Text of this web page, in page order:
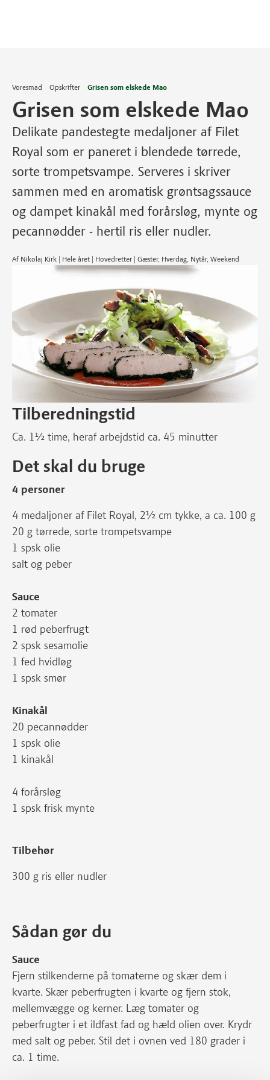
Voresmad Opskrifter Grisen som elskede Mao
Grisen som elskede Mao
Delikate pandestegte medaljoner af Filet
Royal som er paneret i blendede tørrede,
sorte trompetsvampe. Serveres i skriver
sammen med en aromatisk grøntsagssauce
og dampet kinakål med forårsløg, mynte og
pecannødder - hertil ris eller nudler.
Af Nikolaj Kirk | Hele året | Hovedretter | Gæster, Hverdag, Nytår, Weekend
Tilberedningstid
Ca. 1½ time, heraf arbejdstid ca. 45 minutter
Det skal du bruge
4 personer
4 medaljoner af Filet Royal, 2½ cm tykke, a ca. 100 g
20 g tørrede, sorte trompetsvampe
1 spsk olie
salt og peber
Sauce
2 tomater
1 rød peberfrugt
2 spsk sesamolie
1 fed hvidløg
1 spsk smør
Kinakål
20 pecannødder
1 spsk olie
1 kinakål
4 forårsløg
1 spsk frisk mynte
Tilbehør
300 g ris eller nudler
Sådan gør du
Sauce
Fjern stilkenderne på tomaterne og skær dem i
kvarte. Skær peberfrugten i kvarte og fjern stok,
mellemvægge og kerner. Læg tomater og
peberfrugter i et ildfast fad og hæld olien over. Krydr
med salt og peber. Stil det i ovnen ved 180 grader i
ca. 1 time.